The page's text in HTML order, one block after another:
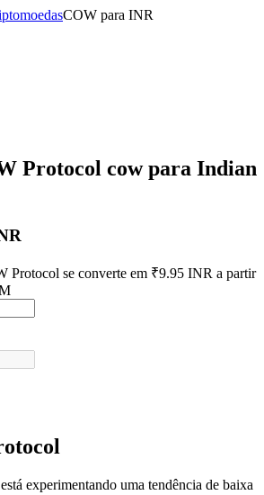
como garantia
COW para INR
Protocol cowpara Indian
Protocol se converte em ₹9.95 INR a partir
está experimentando uma tendência de baixa